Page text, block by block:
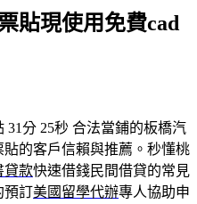
貼現使用免費cad
31分 25秒 合法當鋪的板橋汽
貼的客戶信賴與推薦。秒懂桃
貸款快速借錢民間借貸的常見
預訂美國留學代辦專人協助申